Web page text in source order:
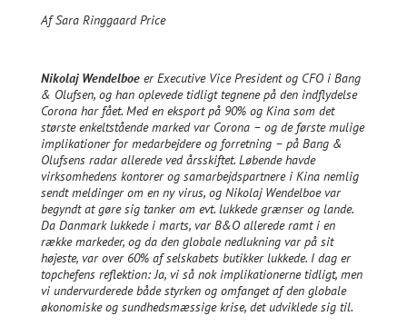
Af Sara Ringgaard Price
Nikolaj WendelboeerExecutive Vice President og CFO i Bang
& Olufsen, og han oplevede tidligt tegnene på den indflydelse
Corona har fået. Med en eksport på 90% og Kina som det
største enkeltstående marked var Corona – og de første mulige
implikationer for medarbejdere og forretning – på Bang &
Olufsens radar allerede ved årsskiftet. Løbende havde
virksomhedens kontorer og samarbejdspartnere i Kina nemlig
sendt meldinger om en ny virus, og Nikolaj Wendelboe var
begyndt at gøre sig tanker om evt. lukkede grænser og lande.
Da Danmark lukkede i marts, var B&O allerede ramt i en
række markeder, og da den globale nedlukning var på sit
højeste, var over 60% af selskabets butikker lukkede. I dag er
topchefens reflektion: Ja, vi så nok implikationerne tidligt, men
vi undervurderede både styrken og omfanget af den globale
økonomiske og sundhedsmæssige krise, det udviklede sig til.